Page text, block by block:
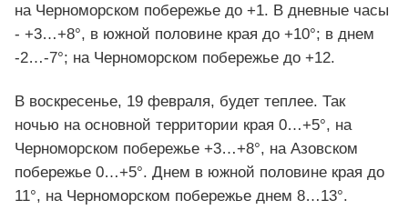
на Черноморском побережье до +1. В дневные часы
- +3…+8°, в южной половине края до +10°; в днем
-2…-7°; на Черноморском побережье до +12.
В воскресенье, 19 февраля, будет теплее. Так
ночью на основной территории края 0…+5°, на
Черноморском побережье +3…+8°, на Азовском
побережье 0…+5°. Днем в южной половине края до
11°, на Черноморском побережье днем 8…13°.